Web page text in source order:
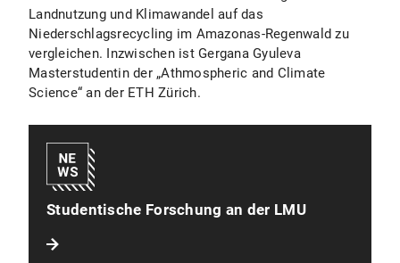
Landnutzung und Klimawandel auf das
Niederschlagsrecycling im Amazonas-Regenwald zu
vergleichen. Inzwischen ist Gergana Gyuleva
Masterstudentin der „Athmospheric and Climate
Science“ an der ETH Zürich.
Studentische Forschung an der LMU